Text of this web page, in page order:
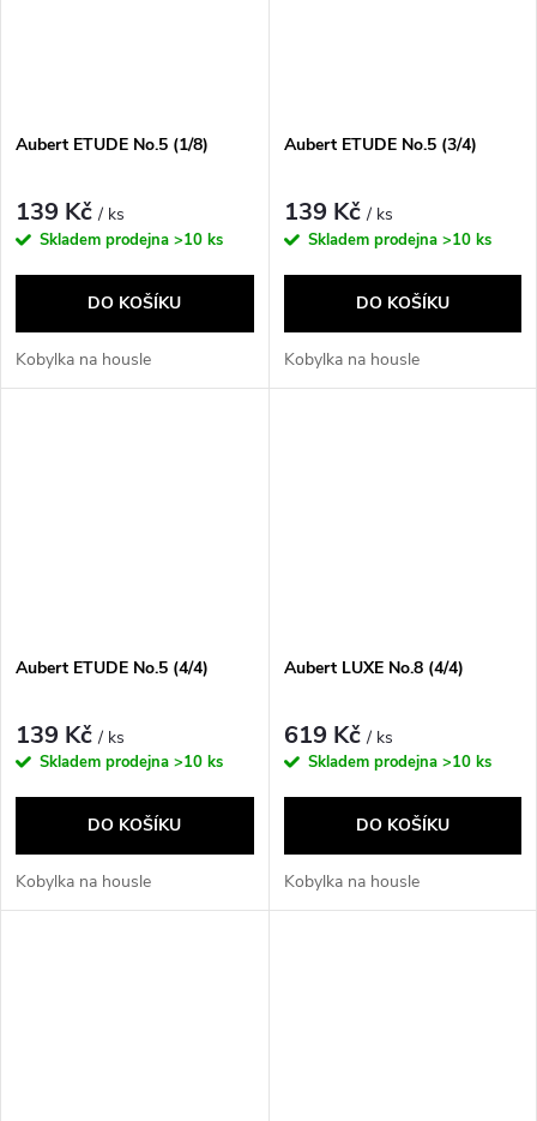
Aubert ETUDE No.5 (1/8)
139 Kč/ ks
Skladem prodejna >10 ks
DO KOŠÍKU
Kobylka na housle
Aubert ETUDE No.5 (3/4)
139 Kč/ ks
Skladem prodejna >10 ks
DO KOŠÍKU
Kobylka na housle
Aubert ETUDE No.5 (4/4)
139 Kč/ ks
Skladem prodejna >10 ks
DO KOŠÍKU
Kobylka na housle
Aubert LUXE No.8 (4/4)
619 Kč/ ks
Skladem prodejna >10 ks
DO KOŠÍKU
Kobylka na housle